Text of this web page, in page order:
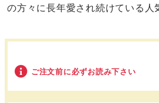
の方々に長年愛され続けている人
ご注文前に必ずお読み下さい